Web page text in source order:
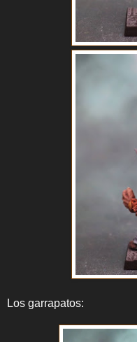
Los garrapatos: